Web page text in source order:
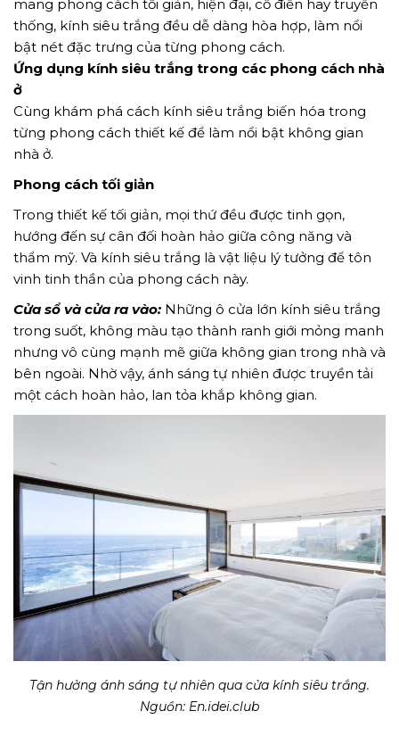
mang phong cách tối giản, hiện đại, cổ điển hay truyền
thống, kính siêu trắng đều dễ dàng hòa hợp, làm nổi
bật nét đặc trưng của từng phong cách.
Ứng dụng kính siêu trắng trong các phong cách nhà
ở
Cùng khám phá cách kính siêu trắng biến hóa trong
từng phong cách thiết kế để làm nổi bật không gian
nhà ở.
Phong cách tối giản
Trong thiết kế tối giản, mọi thứ đều được tinh gọn,
hướng đến sự cân đối hoàn hảo giữa công năng và
thẩm mỹ. Và kính siêu trắng là vật liệu lý tưởng để tôn
vinh tinh thần của phong cách này.
Cửa sổ và cửa ra vào: Những ô cửa lớn kính siêu trắng
trong suốt, không màu tạo thành ranh giới mỏng manh
nhưng vô cùng mạnh mẽ giữa không gian trong nhà và
bên ngoài. Nhờ vậy, ánh sáng tự nhiên được truyền tải
một cách hoàn hảo, lan tỏa khắp không gian.
Tận hưởng ánh sáng tự nhiên qua cửa kính siêu trắng.
Nguồn: En.idei.club